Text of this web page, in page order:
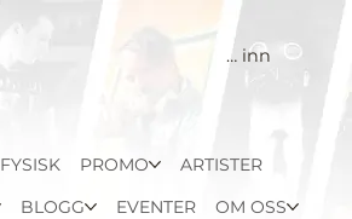
Logg inn
FYSISK PROMO
ARTISTER
BLOGG EVENTER OM OSS